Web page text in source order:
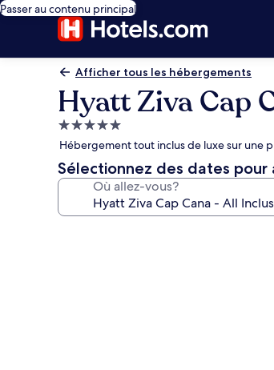
Passer au contenu principal
Afficher tous les hébergements
Hyatt Ziva Cap
Hébergement
5.0 étoiles
Hébergement tout inclus de luxe sur une
Sélectionnez des dates pour
Où allez-vous?